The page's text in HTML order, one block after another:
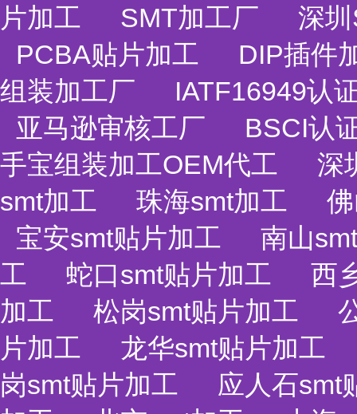
片加工
SMT加工厂
深
PCBA贴片加工
DIP插件
组装加工厂
IATF16949认
亚马逊审核工厂
BSCI认
手宝组装加工OEM代工
深
smt加工
珠海smt加工
宝安smt贴片加工
南山
工
蛇口smt贴片加工
西
加工
松岗smt贴片加工
片加工
龙华smt贴片加工
岗smt贴片加工
应人石smt